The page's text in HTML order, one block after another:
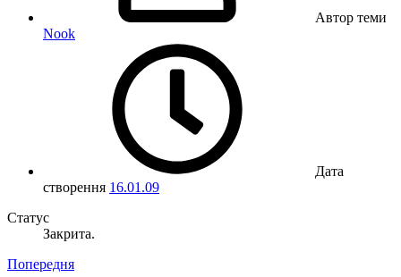
Автор теми
Nook
Дата
створення 16.01.09
Статус
Закрита.
Попередня